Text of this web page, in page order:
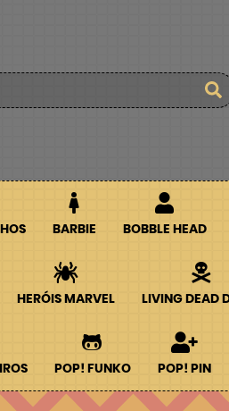
BARBIE BOBBLE HEAD
HERÓIS MARVEL LIVING DEAD
POP! FUNKO POP! PIN